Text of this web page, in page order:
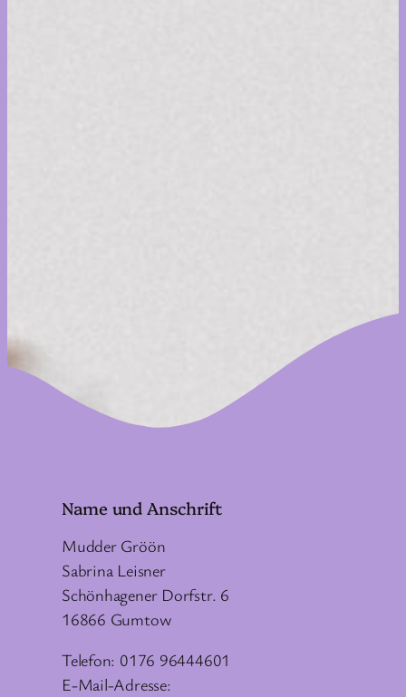
Name und Anschrift
Mudder Gröön
Sabrina Leisner
Schönhagener Dorfstr. 6
16866 Gumtow
Telefon: 0176 96444601
E-Mail-Adresse: